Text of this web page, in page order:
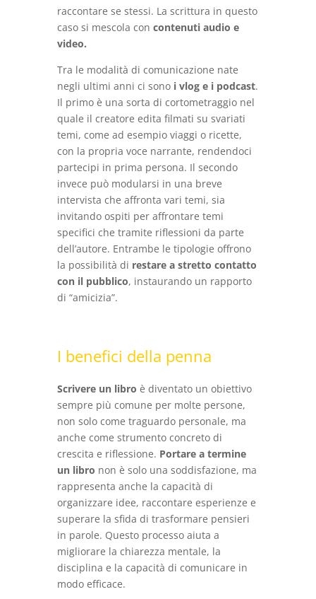
raccontare se stessi. La scrittura in questo
caso si mescola con contenuti audio e
video.
Tra le modalità di comunicazione nate
negli ultimi anni ci sonoi vlog e i podcast.
Il primo è una sorta di cortometraggio nel
quale il creatore edita filmati su svariati
temi, come ad esempio viaggi o ricette,
con la propria voce narrante, rendendoci
partecipi in prima persona. Il secondo
invece può modularsi in una breve
intervista che affronta vari temi, sia
invitando ospiti per affrontare temi
specifici che tramite riflessioni da parte
dell’autore. Entrambe le tipologie offrono
la possibilità di restare a stretto contatto
con il pubblico, instaurando un rapporto
di “amicizia”.
I benefici della penna
Scrivere un libro è diventato un obiettivo
sempre più comune per molte persone,
non solo come traguardo personale, ma
anche come strumento concreto di
crescita e riflessione. Portare a termine
un libro non è solo una soddisfazione, ma
rappresenta anche la capacità di
organizzare idee, raccontare esperienze e
superare la sfida di trasformare pensieri
in parole. Questo processo aiuta a
migliorare la chiarezza mentale, la
disciplina e la capacità di comunicare in
modo efficace.